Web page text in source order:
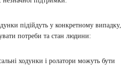
підійдуть у конкретному випадку,
потреби та стан людини:
ходунки і ролатори можуть бути